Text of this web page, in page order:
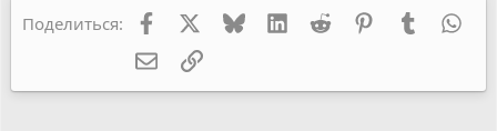
и
Поделиться: Facebook BlueskyLinkedInReddit PinterestTumblr
Электронная почта
Ссылка